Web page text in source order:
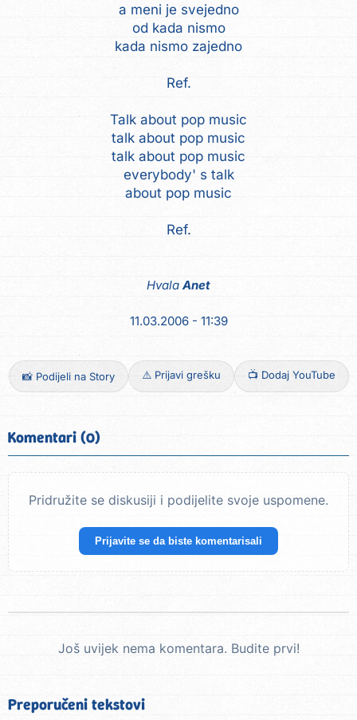
a meni je svejedno
od kada nismo
kada nismo zajedno
Ref.
Talk about pop music
talk about pop music
talk about pop music
everybody' s talk
about pop music
Ref.
HvalaAnet
11.03.2006 - 11:39
📸 Podijeli na Story ⚠️ Prijavi grešku 📺 Dodaj YouTube
Komentari (0)
Pridružite se diskusiji i podijelite svoje uspomene.
Prijavite se da biste komentarisali
Još uvijek nema komentara. Budite prvi!
Preporučeni tekstovi